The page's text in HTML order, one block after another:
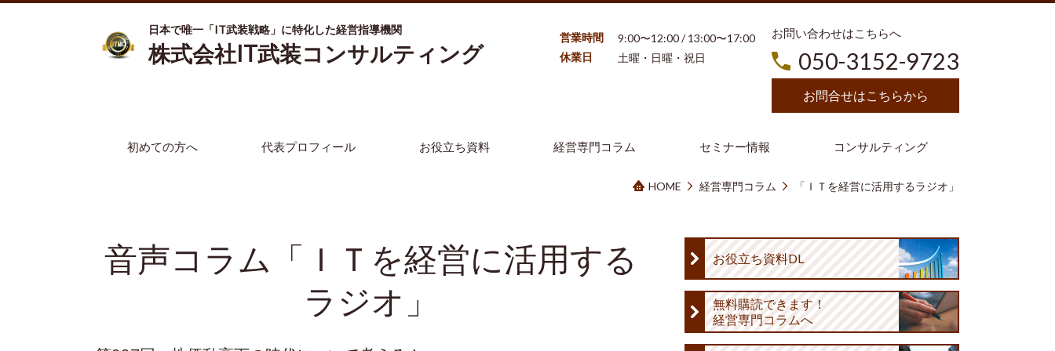
日本で唯一「IT武装戦略」に特化した経営指導機関
株式会社IT武装コンサルティング
営業時間
9:00〜12:00 / 13:00〜17:00
休業日
土曜・日曜・祝日
お問い合わせはこちらへ
050-3152-9723
お問合せはこちらから
初めての方へ 代表プロフィール お役立ち資料 経営専門コラム セミナー情報 コンサルティング
HOME 経営専門コラム 「ＩＴを経営に活用するラジオ」
音声コラム「ＩＴを経営に活用する
ラジオ」
お役立ち資料DL
無料購読できます！
経営専門コラムへ